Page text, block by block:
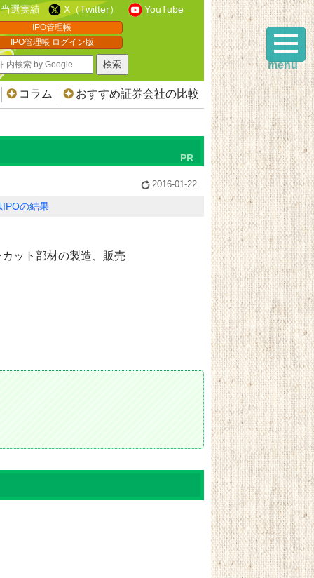
当選実績 X（Twitter） YouTube
IPO管理帳
IPO管理帳 ログイン版
コラム おすすめ証券会社の比較
2016-01-22
IPOの結果
ット部材の製造、販売
menu